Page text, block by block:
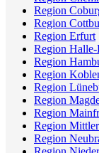
Region
Region
Region Erfurt
Region Halle-
Region
Region
Region
Region
Region
Region
Region